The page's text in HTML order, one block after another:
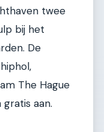
twee
bij het
De
The Hague
aan.